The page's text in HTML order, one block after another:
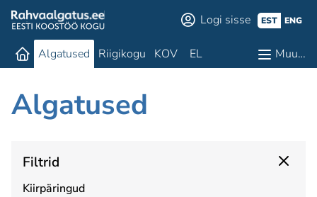
Logi sisse EST ENG
Algatused Riigikogu KOV EL Muu…
Algatused
Filtrid
Kiirpäringud